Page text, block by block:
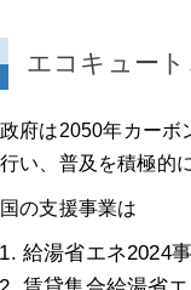
エコキュー
政府は2050年カーボ
行い、普及を積極的
国の支援事業は
給湯省エネ2024